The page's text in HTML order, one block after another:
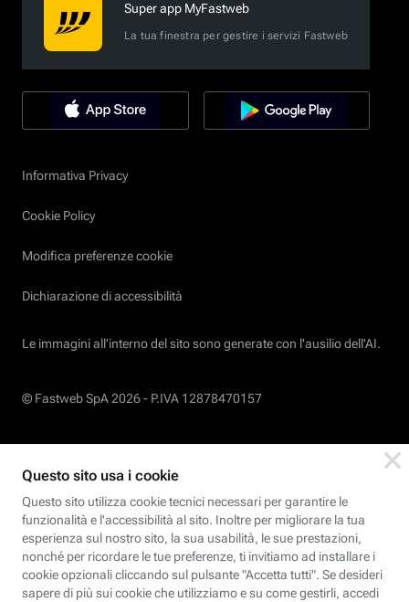
Super app MyFastweb
La tua finestra per gestire i servizi Fastweb
Informativa Privacy
Cookie Policy
Modifica preferenze cookie
Dichiarazione di accessibilità
Le immagini all’interno del sito sono generate con l'ausilio dell'AI.
© Fastweb SpA 2026 - P.IVA 12878470157